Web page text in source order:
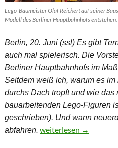
Lego-Baumeister Olaf Reichert auf seiner
Modell des Berliner Hauptbahnhofs
Berlin, 20. Juni (ssl) Es gibt
auch mal spielerisch. Die
Berliner Hauptbahnhofs im
Seitdem weiß ich, warum es
durchs Dach tropft und wie das
bauarbeitenden Lego-Figuren
geschrieben). Und wann
abfahren. Das Geheimnis des
weiterlesen →